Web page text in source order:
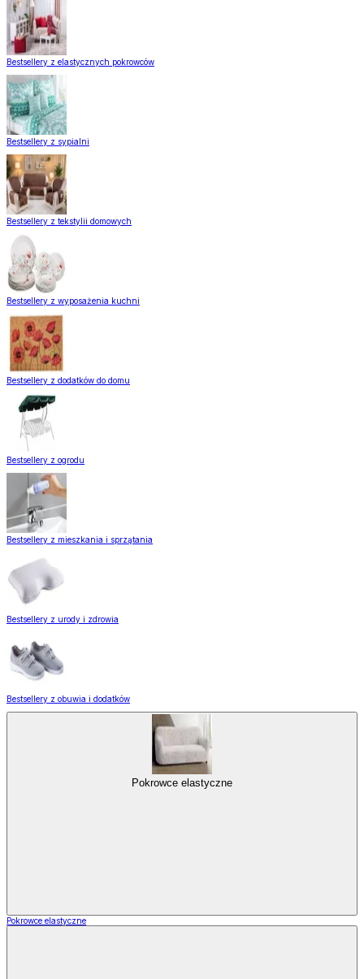
Bestsellery z elastycznych pokrowców
Bestsellery z sypialni
Bestsellery z tekstylii domowych
Bestsellery z wyposażenia kuchni
Bestsellery z dodatków do domu
Bestsellery z ogrodu
Bestsellery z mieszkania i sprzątania
Bestsellery z urody i zdrowia
Bestsellery z obuwia i dodatków
Pokrowce elastyczne
Pokrowce elastyczne